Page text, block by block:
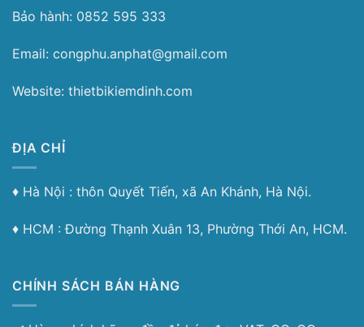
Bảo hành: 0852 595 333
Email: congphu.anphat@gmail.com
Website: thietbikiemdinh.com
ĐỊA CHỈ
♦︎ Hà Nội : thôn Quyết Tiến, xã An Khánh, Hà Nội.
♦︎ HCM : Đường Thạnh Xuân 13, Phường Thới An, HCM.
CHÍNH SÁCH BÁN HÀNG